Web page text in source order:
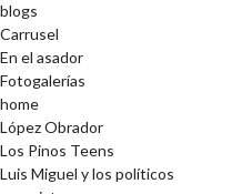
blogs
Carrusel
En el asador
Fotogalerías
home
López Obrador
Los Pinos Teens
Luis Miguel y los políticos